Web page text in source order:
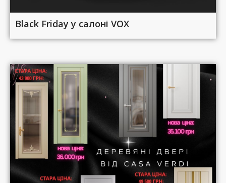
Black Friday у салоні VOX